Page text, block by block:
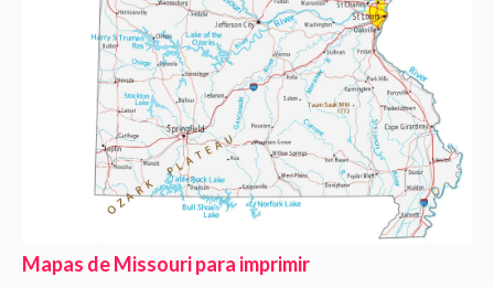
Mapas de Missouri para imprimir